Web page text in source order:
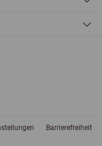
Barrierefreiheit